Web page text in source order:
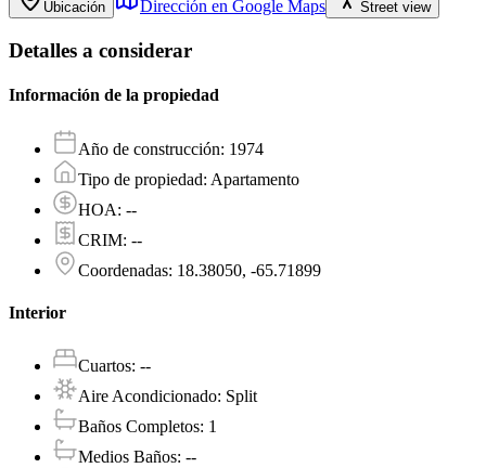
Ubicación Dirección en Google Maps Street view
Detalles a considerar
Información de la propiedad
Año de construcción: 1974
Tipo de propiedad: Apartamento
HOA: --
CRIM: --
Coordenadas: 18.38050, -65.71899
Interior
Cuartos: --
Aire Acondicionado: Split
Baños Completos: 1
Medios Baños: --